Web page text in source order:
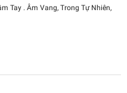
Tay . Âm Vang, Trong Tự Nhiên,